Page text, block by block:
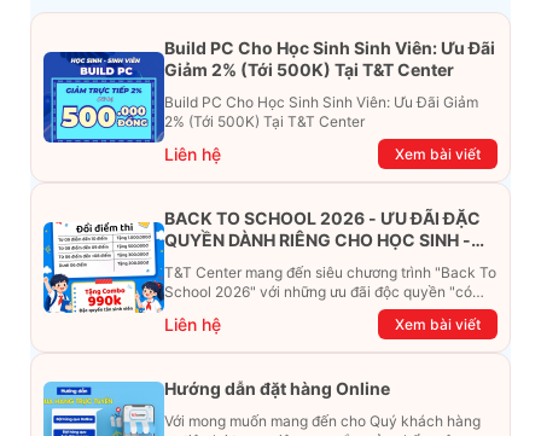
Build PC Cho Học Sinh Sinh Viên: Ưu Đãi
Giảm 2% (Tới 500K) Tại T&T Center
Build PC Cho Học Sinh Sinh Viên: Ưu Đãi Giảm
2% (Tới 500K) Tại T&T Center
Liên hệ Xem bài viết
BACK TO SCHOOL 2026 - ƯU ĐÃI ĐẶC
QUYỀN DÀNH RIÊNG CHO HỌC SINH -
T&T Center mang đến siêu chương trình "Back To
School 2026" với những ưu đãi độc quyền "có
một không hai". Đừng để chiếc ví phải "ét-ô-ét",
cùng khám phá ngay ưu đãi siêu khủng dưới đây
nhé!
Liên hệ Xem bài viết
Hướng dẫn đặt hàng Online
Với mong muốn mang đến cho Quý khách hàng